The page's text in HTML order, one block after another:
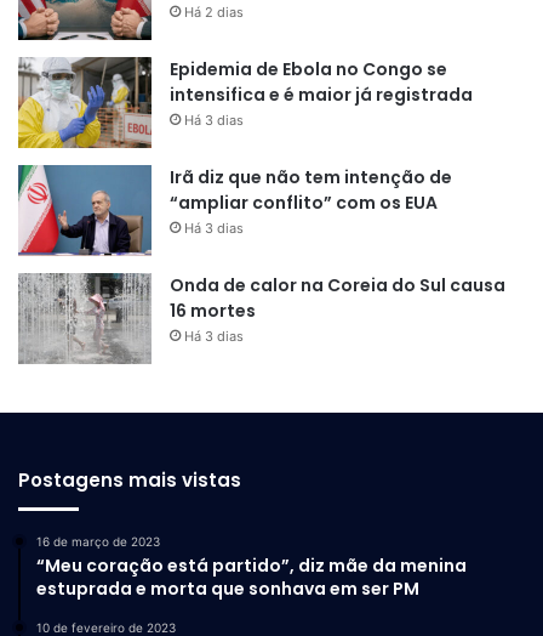
Há 2 dias
Epidemia de Ebola no Congo se
intensifica e é maior já registrada
Há 3 dias
Irã diz que não tem intenção de
“ampliar conflito” com os EUA
Há 3 dias
Onda de calor na Coreia do Sul causa
16 mortes
Há 3 dias
Postagens mais vistas
16 de março de 2023
“Meu coração está partido”, diz mãe da menina
estuprada e morta que sonhava em ser PM
10 de fevereiro de 2023